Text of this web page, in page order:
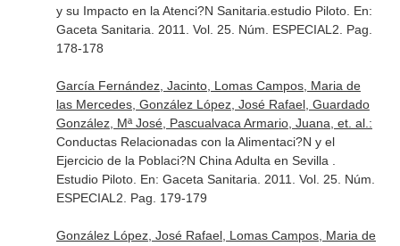
y su Impacto en la Atenci?N Sanitaria.estudio Piloto. En:
Gaceta Sanitaria . 2011. Vol. 25. Núm. ESPECIAL2. Pag.
178-178
García Fernández, Jacinto, Lomas Campos, Maria de
las Mercedes, González López, José Rafael, Guardado
González, Mª José, Pascualvaca Armario, Juana, et. al.:
Conductas Relacionadas con la Alimentaci?N y el
Ejercicio de la Poblaci?N China Adulta en Sevilla .
Estudio Piloto. En: Gaceta Sanitaria . 2011. Vol. 25. Núm.
ESPECIAL2. Pag. 179-179
González López, José Rafael, Lomas Campos, Maria de